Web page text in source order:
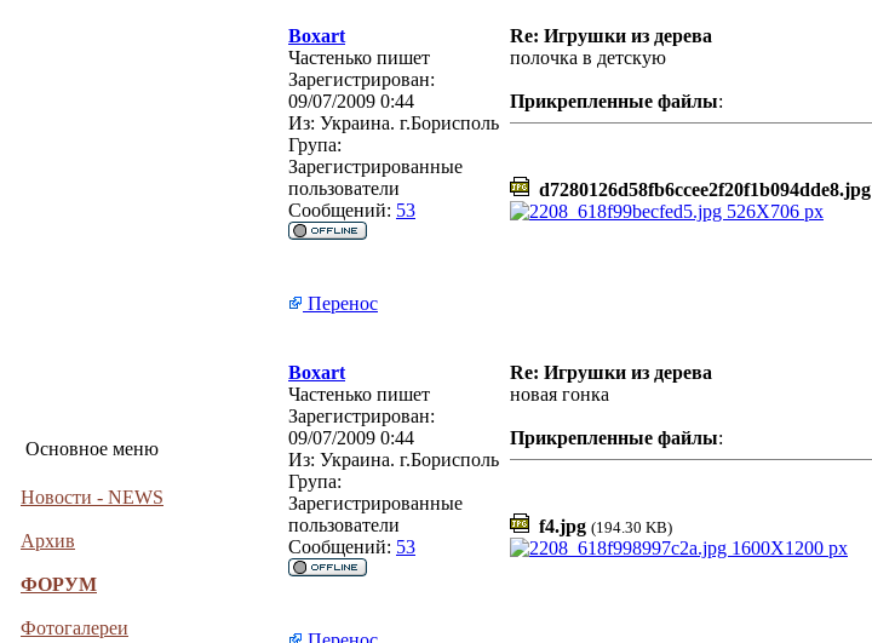
Основное меню
Новости - NEWS
Архив
ФОРУМ
Фотогалереи
Boxart Re: Игрушки из дерева
Частенько пишет
Зарегистрирован:
09/07/2009 0:44
Из: Украина. г.Борисполь
Група:
Зарегистрированные
пользователи
Сообщений: 53
полочка в детскую
Прикрепленные файлы:
d7280126d58fb6ccee2f20f1b094dde8.jpg
Перенос
Boxart Re: Игрушки из дерева
Частенько пишет
Зарегистрирован:
09/07/2009 0:44
Из: Украина. г.Борисполь
Група:
Зарегистрированные
пользователи
Сообщений: 53
новая гонка
Прикрепленные файлы:
f4.jpg (194.30 KB)